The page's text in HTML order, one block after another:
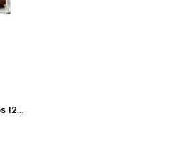
Kent Boringer Çikolatalı Sos 125g*2 adet